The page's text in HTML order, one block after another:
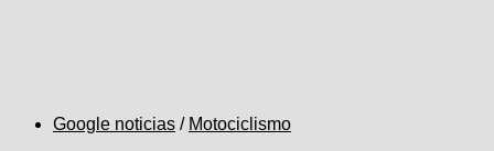
Google noticias / Motociclismo